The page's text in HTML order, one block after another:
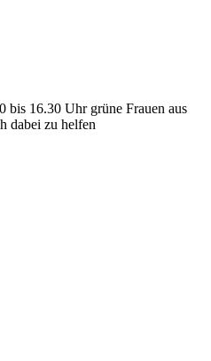
bis 16.30 Uhr grüne Frauen aus
dabei zu helfen